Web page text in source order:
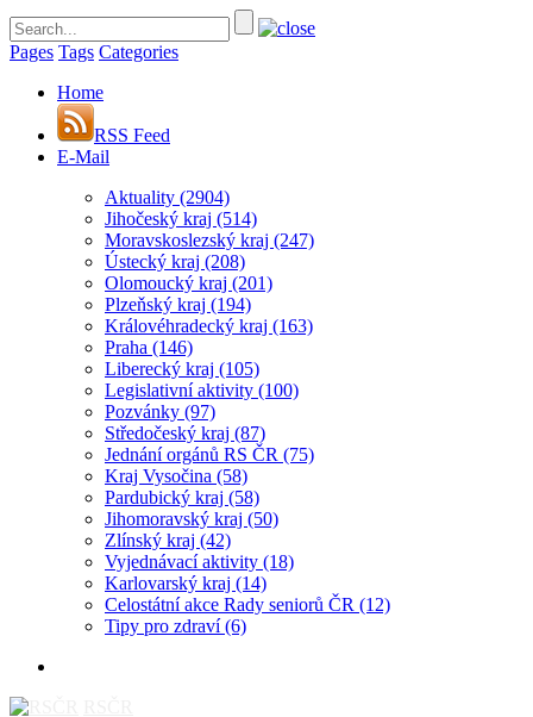
Pages Tags Categories
Home
RSS Feed
E-Mail
Aktuality (2904)
Jihočeský kraj (514)
Moravskoslezský kraj (247)
Ústecký kraj (208)
Olomoucký kraj (201)
Plzeňský kraj (194)
Královéhradecký kraj (163)
Praha (146)
Liberecký kraj (105)
Legislativní aktivity (100)
Pozvánky (97)
Středočeský kraj (87)
Jednání orgánů RS ČR (75)
Kraj Vysočina (58)
Pardubický kraj (58)
Jihomoravský kraj (50)
Zlínský kraj (42)
Vyjednávací aktivity (18)
Karlovarský kraj (14)
Celostátní akce Rady seniorů ČR (12)
Tipy pro zdraví(6)